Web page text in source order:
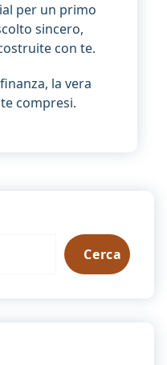
per un primo
sincero,
con te.
la vera
compresi.
Cerca